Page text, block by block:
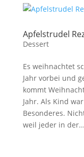
Apfelstrudel
Dessert
Es weihnachtet
Jahr vorbei und
kommt
Jahr. Als Kind
Besonderes.
weil jeder in der...